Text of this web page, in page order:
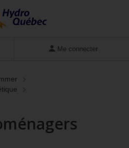
Me connecter